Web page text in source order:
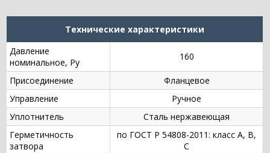
Технические характеристики
Давление
номинальное, Ру
160
Присоединение
Фланцевое
Управление
Ручное
Уплотнитель
Сталь нержавеющая
Герметичность
затвора
по ГОСТ Р 54808-2011: класс А, B,
C